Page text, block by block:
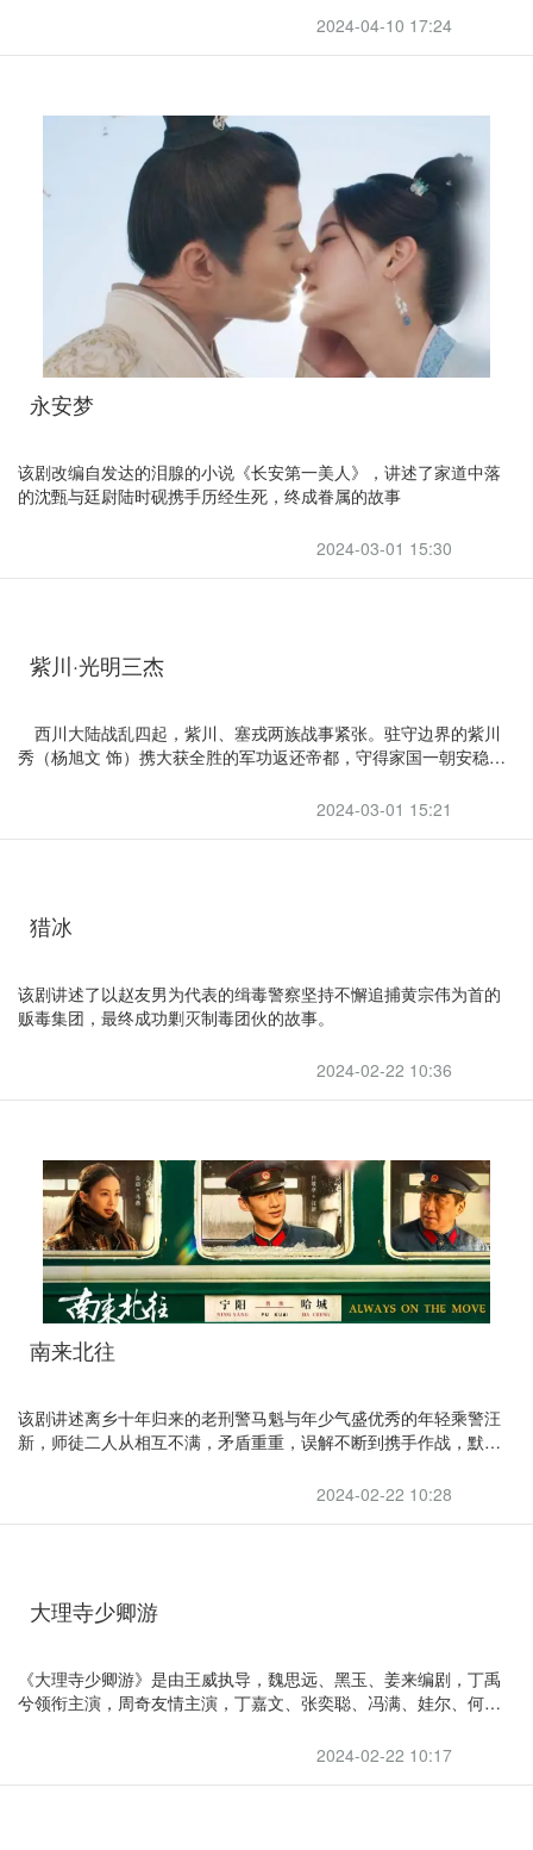
2024-04-10 17:24
永安梦
该剧改编自发达的泪腺的小说《长安第一美人》，讲述了家道中落
的沈甄与廷尉陆时砚携手历经生死，终成眷属的故事
2024-03-01 15:30
紫川·光明三杰
西川大陆战乱四起，紫川、塞戎两族战事紧张。驻守边界的紫川
秀（杨旭文 饰）携大获全胜的军功返还帝都，守得家国一朝安稳。
轨，发起叛乱，紫川秀携结义兄弟帝林（刘宇宁 饰）、斯毅林（张
2024-03-01 15:21
猎冰
该剧讲述了以赵友男为代表的缉毒警察坚持不懈追捕黄宗伟为首的
贩毒集团，最终成功剿灭制毒团伙的故事。
2024-02-22 10:36
南来北往
该剧讲述离乡十年归来的老刑警马魁与年少气盛优秀的年轻乘警汪
新，师徒二人从相互不满，矛盾重重，误解不断到携手作战，默契
大祖国的革新与发展，新老两代铁路干警警魂精神薪火传承的故
2024-02-22 10:28
大理寺少卿游
《大理寺少卿游》是由王威执导，魏思远、黑玉、姜来编剧，丁禹
兮领衔主演，周奇友情主演，丁嘉文、张奕聪、冯满、娃尔、何奉
2024-02-22 10:17